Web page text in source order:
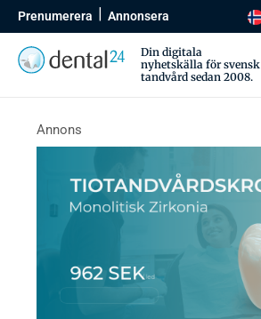
Prenumerera Annonsera
Din digitala
nyhetskälla för svensk
tandvård sedan 2008.